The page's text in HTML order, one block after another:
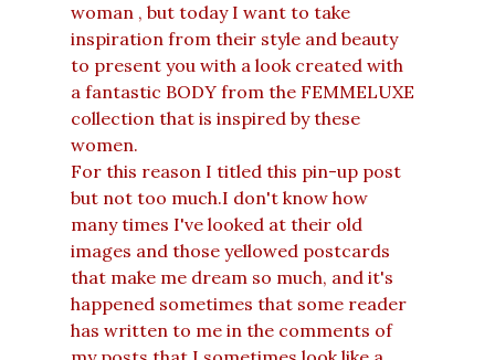
woman , but today I want to take
inspiration from their style and beauty
to present you with a look created with
a fantastic BODY from the FEMMELUXE
collection that is inspired by these
women.
For this reason I titled this pin-up post
but not too much.I don't know how
many times I've looked at their old
images and those yellowed postcards
that make me dream so much, and it's
happened sometimes that some reader
has written to me in the comments of